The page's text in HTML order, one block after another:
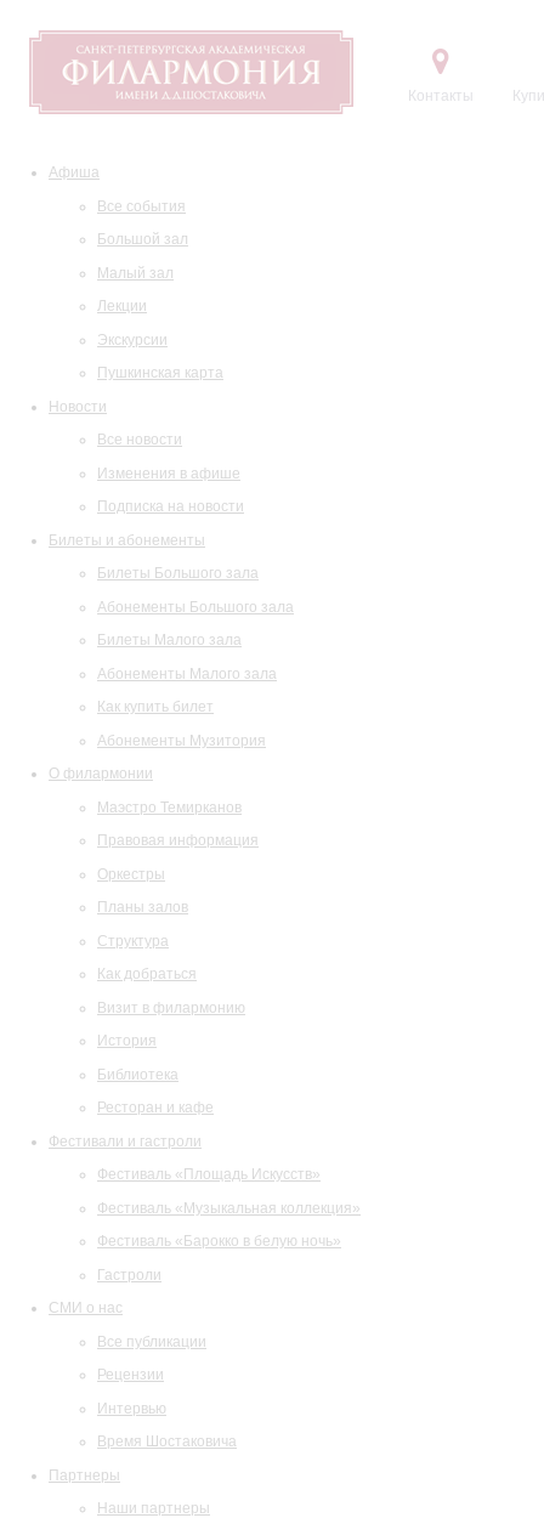
Контакты
Афиша
Все события
Большой зал
Малый зал
Лекции
Экскурсии
Пушкинская карта
Новости
Все новости
Изменения в афише
Подписка на новости
Билеты и абонементы
Билеты Большого зала
Абонементы Большого зала
Билеты Малого зала
Абонементы Малого зала
Как купить билет
Абонементы Музитория
О филармонии
Маэстро Темирканов
Правовая информация
Оркестры
Планы залов
Структура
Как добраться
Визит в филармонию
История
Библиотека
Ресторан и кафе
Фестивали и гастроли
Фестиваль «Площадь Искусств»
Фестиваль «Музыкальная коллекция»
Фестиваль «Барокко в белую ночь»
Гастроли
СМИ о нас
Все публикации
Рецензии
Интервью
Время Шостаковича
Партнеры
Наши партнеры